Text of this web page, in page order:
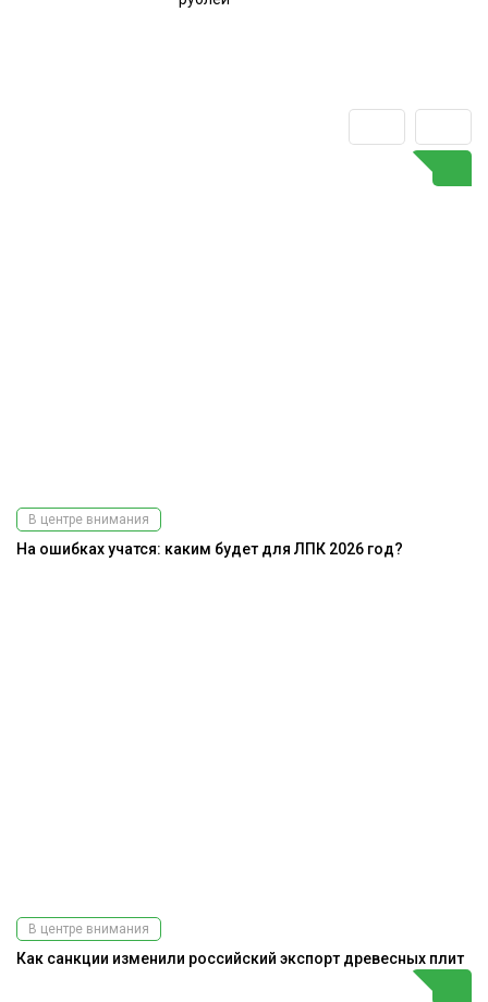
В центре внимания
На ошибках учатся: каким будет для ЛПК 2026 год?
В центре внимания
Как санкции изменили российский экспорт древесных плит